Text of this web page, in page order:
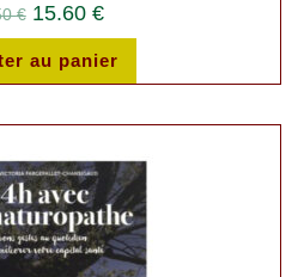
€ 15.60 €
au panier